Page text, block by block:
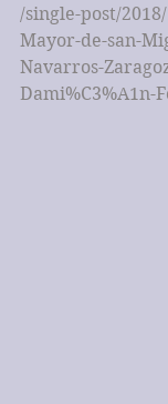
/single-post/
Mayor-de-san-
Navarros-
Dami%C3%A1n-